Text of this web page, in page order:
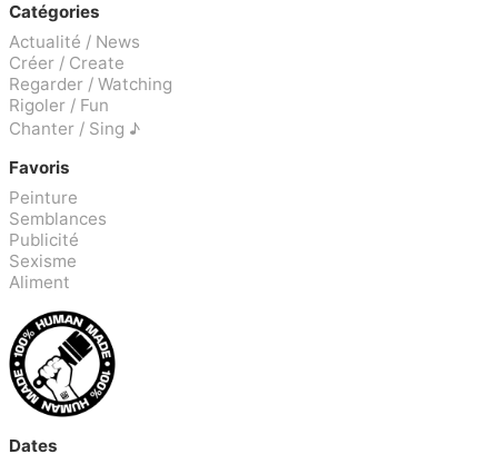
Catégories
Actualité / News
Créer / Create
Regarder / Watching
Rigoler / Fun
Chanter / Sing ♪
Favoris
Peinture
Semblances
Publicité
Sexisme
Aliment
Dates